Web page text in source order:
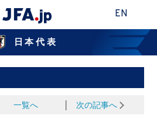
EN
日本代表
一覧へ 次の記事へ